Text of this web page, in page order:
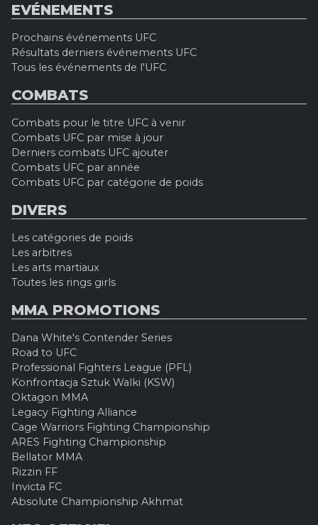
EVÉNEMENTS
Prochains événements UFC
Résultats derniers événements UFC
Tous les événements de l'UFC
COMBATS
Combats pour le titre UFC à venir
Combats UFC par mise à jour
Derniers combats UFC ajouter
Combats UFC par année
Combats UFC par catégorie de poids
DIVERS
Les catégories de poids
Les arbitres
Les arts martiaux
Toutes les rings girls
MMA PROMOTIONS
Dana White's Contender Series
Road to UFC
Professional Fighters League (PFL)
Konfrontacja Sztuk Walki (KSW)
Oktagon MMA
Legacy Fighting Alliance
Cage Warriors Fighting Championship
ARES Fighting Championship
Bellator MMA
Rizzin FF
Invicta FC
Absolute Championship Akhmat